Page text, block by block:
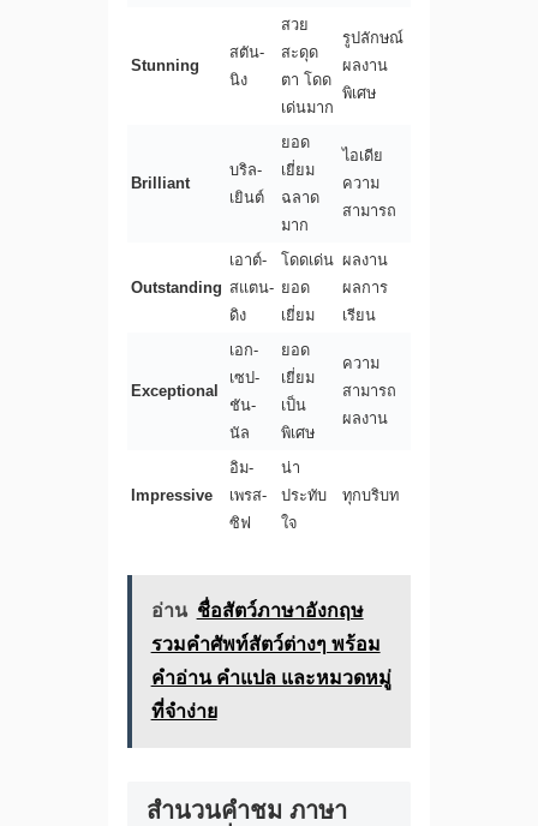
Stunning
สตัน-
นิง
สวย
สะดุด
ตา โดด
เด่นมาก
รูปลักษณ์
ผลงาน
พิเศษ
Brilliant
บริล-
เยินต์
ยอด
เยี่ยม
ฉลาด
มาก
ไอเดีย
ความ
สามารถ
Outstanding
เอาต์-
สแตน-
ดิง
โดดเด่น
ยอด
เยี่ยม
ผลงาน
ผลการ
เรียน
Exceptional
เอก-
เซป-
ชัน-
นัล
ยอด
เยี่ยม
เป็น
พิเศษ
ความ
สามารถ
ผลงาน
Impressive
อิม-
เพรส-
ซิฟ
น่า
ประทับ
ใจ
ทุกบริบท
อ่าน ชื่อสัตว์ภาษาอังกฤษ
รวมคำศัพท์สัตว์ต่างๆ พร้อม
คำอ่าน คำแปล และหมวดหมู่
ที่จำง่าย
สำนวนคําชม ภาษา